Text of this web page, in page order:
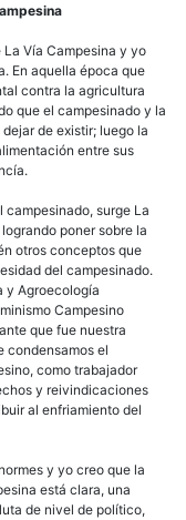
Vía Campesina y yo
En aquella época que
contra la agricultura
que el campesinado y la
de existir; luego la
entre sus
campesinado, surge La
poner sobre la
otros conceptos que
del campesinado.
y Agroecología
Campesino
que fue nuestra
condensamos el
como trabajador
y reivindicaciones
al enfriamiento del
y yo creo que la
está clara, una
de nivel de político,